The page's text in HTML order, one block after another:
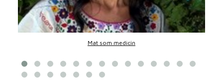
Mat som medicin